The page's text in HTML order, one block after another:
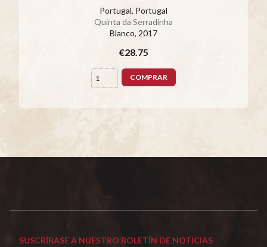
Portugal, Portugal
Quinta da Serradinha
Blanco, 2017
€28.75
COMPRAR
SUSCRÍBASE A NUESTRO BOLETÍN DE NOTICIAS